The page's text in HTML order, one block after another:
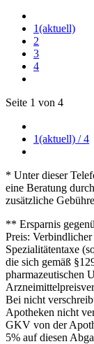
1(aktuell)
2
3
4
Seite 1 von 4
1(aktuell) / 4
* Unter dieser
eine Beratung
zusätzliche
** Ersparnis
Preis:
Spezialitätentaxe
die sich gemäß
pharmazeutischen
Bei nicht
Apotheken nicht
GKV von der
5% auf diesen